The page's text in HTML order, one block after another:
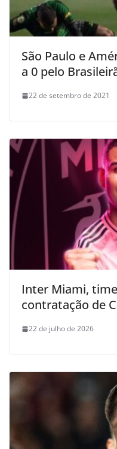
São Paulo e
a 0 pelo
22 de setembro de 2021
Inter Miami,
contratação de
22 de julho de 2026